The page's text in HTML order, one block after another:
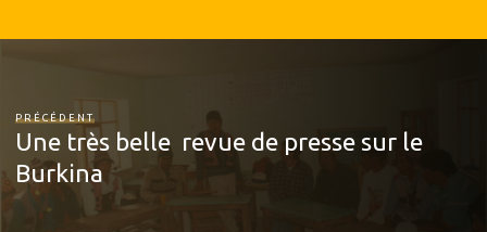
PRÉCÉDENT
Une très belle revue de presse sur le
Burkina